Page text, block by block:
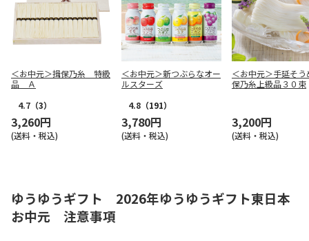
＜お中元＞揖保乃糸 特級
品 Ａ
4.7 （3）
3,260円
(送料・税込)
＜お中元＞新つぶらなオー
ルスターズ
4.8 （191）
3,780円
(送料・税込)
＜お中元＞手延そう
保乃糸上級品３０束
3,200円
(送料・税込)
ゆうゆうギフト 2026年ゆうゆうギフト東日本
お中元 注意事項